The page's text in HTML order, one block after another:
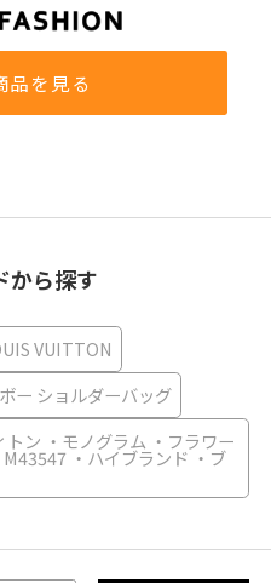
品を見る
から探す
VUITTON
ー ショルダーバッグ
ン ・モノグラム ・フラワー
・ハイブランド ・ブ